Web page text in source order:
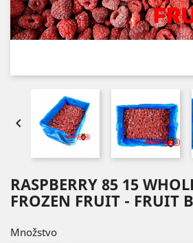

RASPBERRY 85 15
FROZEN FRUIT - FRUIT
Množstvo